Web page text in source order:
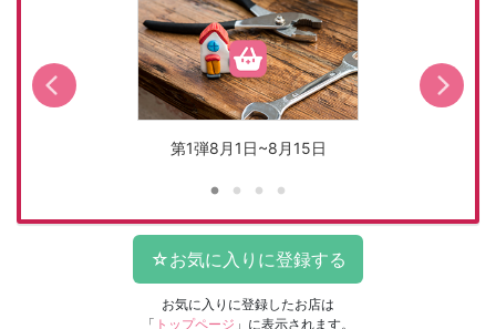
第1弾8月1日~8月15日
お気に入りに登録したお店は
「 トップページ 」に表示されます。